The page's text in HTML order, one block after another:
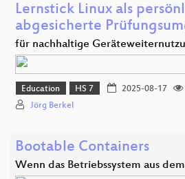
Lernstick Linux als
abgesicherte
für nachhaltige
Education HS 7 2025-08-17
Jörg Berkel
Bootable Containers
Wenn das Betriebssystem aus